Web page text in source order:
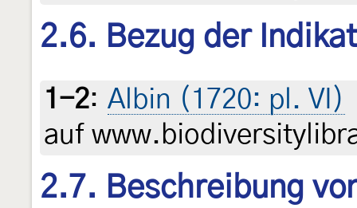
2.6. Bezug der
1-2: Albin (1720: pl. VI)
auf
2.7. Beschreibung